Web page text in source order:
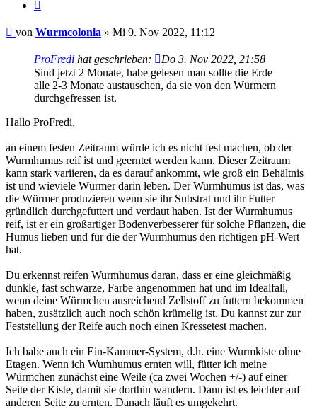
Beitrag
von Wurmcolonia » Mi 9. Nov 2022, 11:12
ProFredi hat geschrieben:
Do 3. Nov 2022, 21:58
Sind jetzt 2 Monate, habe gelesen man sollte die Erde
alle 2-3 Monate austauschen, da sie von den Würmern
durchgefressen ist.
Hallo ProFredi,
an einem festen Zeitraum würde ich es nicht fest machen, ob der
Wurmhumus reif ist und geerntet werden kann. Dieser Zeitraum
kann stark variieren, da es darauf ankommt, wie groß ein Behältnis
ist und wieviele Würmer darin leben. Der Wurmhumus ist das, was
die Würmer produzieren wenn sie ihr Substrat und ihr Futter
gründlich durchgefuttert und verdaut haben. Ist der Wurmhumus
reif, ist er ein großartiger Bodenverbesserer für solche Pflanzen, die
Humus lieben und für die der Wurmhumus den richtigen pH-Wert
hat.
Du erkennst reifen Wurmhumus daran, dass er eine gleichmäßig
dunkle, fast schwarze, Farbe angenommen hat und im Idealfall,
wenn deine Würmchen ausreichend Zellstoff zu futtern bekommen
haben, zusätzlich auch noch schön krümelig ist. Du kannst zur zur
Feststellung der Reife auch noch einen Kressetest machen.
Ich babe auch ein Ein-Kammer-System, d.h. eine Wurmkiste ohne
Etagen. Wenn ich Wumhumus ernten will, fütter ich meine
Würmchen zunächst eine Weile (ca zwei Wochen +/-) auf einer
Seite der Kiste, damit sie dorthin wandern. Dann ist es leichter auf
anderen Seite zu ernten. Danach läuft es umgekehrt.